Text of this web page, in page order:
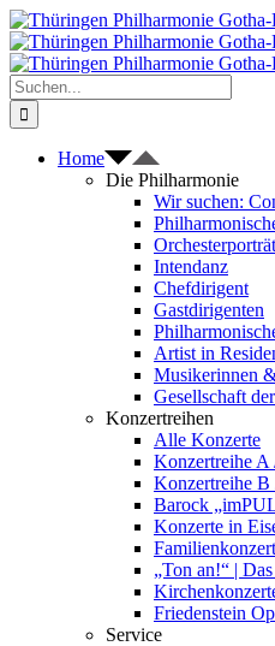
Zum
Inhalt
springen
Suche
nach:
Home
Die Philharmonie
Wir suchen:
Orchesterporträt
Intendanz
Chefdirigent
Gastdirigenten
Artist in
Musikerinnen
Gesellschaft
Konzertreihen
Alle Konzerte
Konzertreihe A
Konzertreihe B
Barock
Konzerte in
„Ton an!“ |
Friedenstein
Service